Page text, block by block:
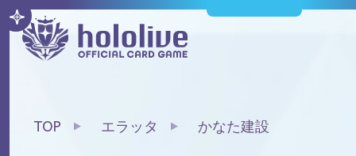
TOP エラッタ かなた建設